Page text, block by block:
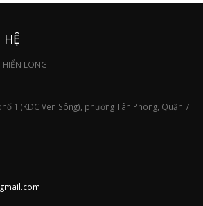
HIỂN LONG
1 (KDC Ven Sông), phường Tân Phong, Quận 7